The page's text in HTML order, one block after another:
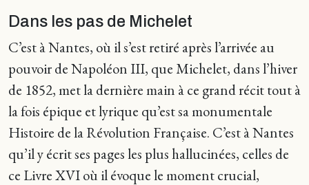
Dans les pas de Michelet
C’est à Nantes, où il s’est retiré après l’arrivée au
pouvoir de Napoléon III, que Michelet, dans l’hiver
de 1852, met la dernière main à ce grand récit tout à
la fois épique et lyrique qu’est sa monumentale
Histoire de la Révolution Française. C’est à Nantes
qu’il y écrit ses pages les plus hallucinées, celles de
ce Livre XVI où il évoque le moment crucial,